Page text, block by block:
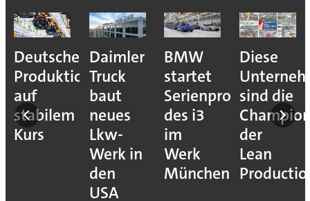
Deutsche
Produktion
auf
stabilem
Kurs
Daimler
Truck
baut
neues
Lkw-
Werk in
den
USA
BMW
startet
Serienproduktion
des i3
im
Werk
München
Diese
sind die
der
Lean